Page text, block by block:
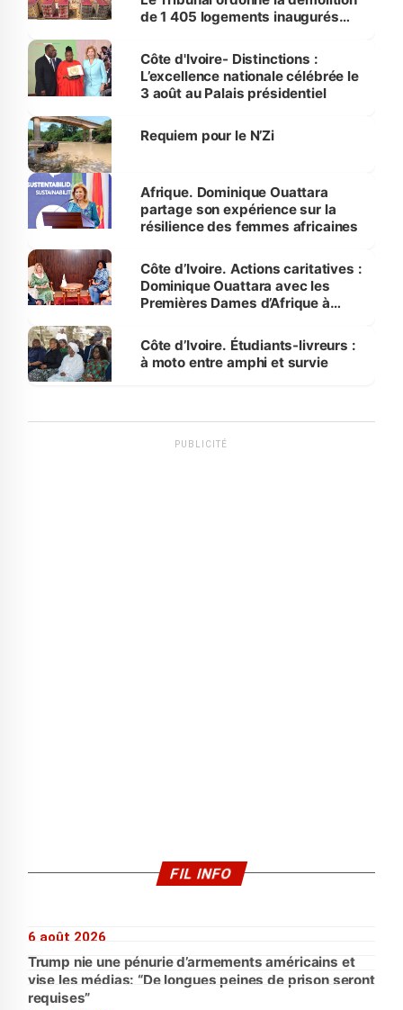
de 1 405 logements inaugurés
Bassam
Côte d'Ivoire- Distinctions :
L’excellence nationale célébrée le
3 août au Palais présidentiel
Requiem pour le N’Zi
Afrique. Dominique Ouattara
partage son expérience sur la
résilience des femmes africaines
Côte d’Ivoire. Actions caritatives :
Dominique Ouattara avec les
Premières Dames d’Afrique à
Côte d’Ivoire. Étudiants-livreurs :
à moto entre amphi et survie
PUBLICITÉ
FIL INFO
6 août 2026
Trump nie une pénurie d’armements américains et
vise les médias: “De longues peines de prison seront
requises”